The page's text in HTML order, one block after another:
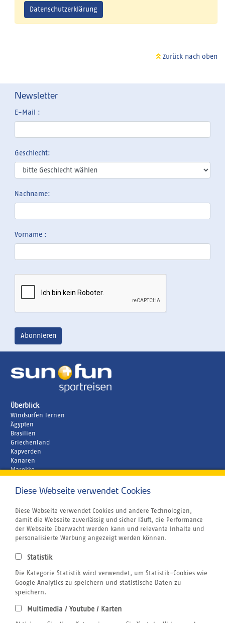
Datenschutzerklärung
Zurück nach oben
Newsletter
E-Mail :
Geschlecht:
Nachname:
Vorname :
Überblick
Windsurfen lernen
Ägypten
Brasilien
Griechenland
Kapverden
Kanaren
Marokko
Unternehmen
Atmosfair CO2 Kompensation
Airline Blacklist
Bildnachweis
Centrum für Reisemedizin
Jobs
Kitesurfen
SUP
Tauchen
Wingfoilen
Diese Webseite verwendet Cookies
Diese Webseite verwendet Cookies und andere Technologien,
damit die Webseite zuverlässig und sicher läuft, die Performance
der Webseite überwacht werden kann und relevante Inhalte und
personalisierte Werbung angezeigt werden können.
Statistik
Die Kategorie Statistik wird verwendet, um Statistik-Cookies wie
Google Analytics zu speichern und statistische Daten zu
speichern.
Multimedia / Youtube / Karten